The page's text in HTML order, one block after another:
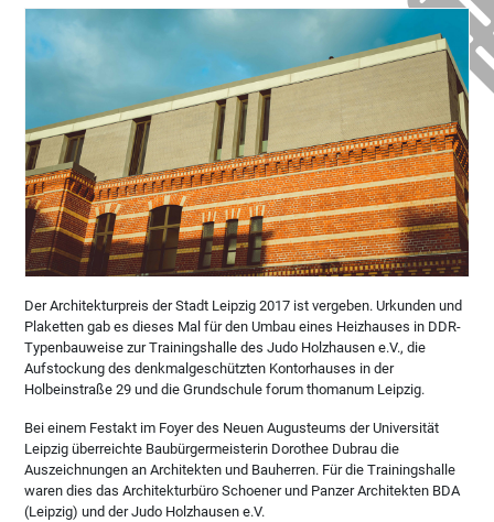
Der Architekturpreis der Stadt Leipzig 2017 ist vergeben. Urkunden und
Plaketten gab es dieses Mal für den Umbau eines Heizhauses in DDR-
Typenbauweise zur Trainingshalle des Judo Holzhausen e.V., die
Aufstockung des denkmalgeschützten Kontorhauses in der
Holbeinstraße 29 und die Grundschule forum thomanum Leipzig.
Bei einem Festakt im Foyer des Neuen Augusteums der Universität
Leipzig überreichte Baubürgermeisterin Dorothee Dubrau die
Auszeichnungen an Architekten und Bauherren. Für die Trainingshalle
waren dies das Architekturbüro Schoener und Panzer Architekten BDA
(Leipzig) und der Judo Holzhausen e.V.